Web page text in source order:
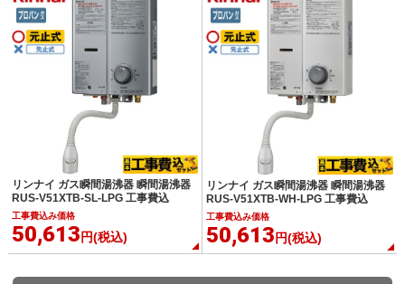
リンナイ ガス瞬間湯沸器 瞬間湯沸器
RUS-V51XTB-SL-LPG 工事費込
工事費込み価格
50,613 円(税込)
リンナイ ガス瞬間湯沸器 瞬間湯沸器
RUS-V51XTB-WH-LPG 工事費込
工事費込み価格
50,613 円(税込)